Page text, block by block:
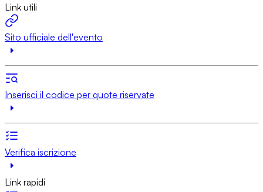
Link utili
Sito ufficiale dell'evento
Inserisci il codice per quote riservate
Verifica iscrizione
Link rapidi